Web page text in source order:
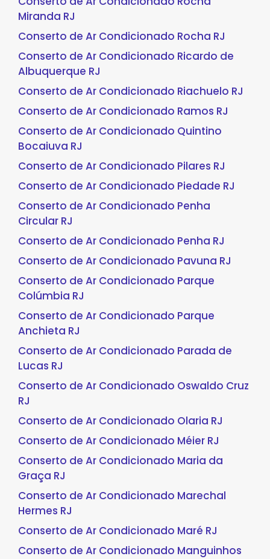
Miranda RJ
Conserto de Ar Condicionado Rocha RJ
Conserto de Ar Condicionado Ricardo de
Albuquerque RJ
Conserto de Ar Condicionado Riachuelo RJ
Conserto de Ar Condicionado Ramos RJ
Conserto de Ar Condicionado Quintino
Bocaiuva RJ
Conserto de Ar Condicionado Pilares RJ
Conserto de Ar Condicionado Piedade RJ
Conserto de Ar Condicionado Penha
Circular RJ
Conserto de Ar Condicionado Penha RJ
Conserto de Ar Condicionado Pavuna RJ
Conserto de Ar Condicionado Parque
Colúmbia RJ
Conserto de Ar Condicionado Parque
Anchieta RJ
Conserto de Ar Condicionado Parada de
Lucas RJ
Conserto de Ar Condicionado Oswaldo Cruz
RJ
Conserto de Ar Condicionado Olaria RJ
Conserto de Ar Condicionado Méier RJ
Conserto de Ar Condicionado Maria da
Graça RJ
Conserto de Ar Condicionado Marechal
Hermes RJ
Conserto de Ar Condicionado Maré RJ
Conserto de Ar Condicionado Manguinhos